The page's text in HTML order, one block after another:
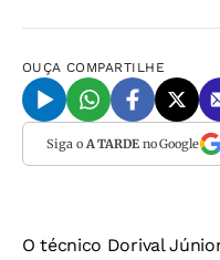
OUÇA COMPARTILHE
Siga o A TARDEno Google
O técnico Dorival